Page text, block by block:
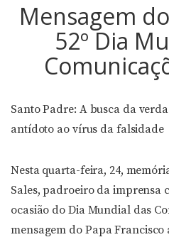
Mensagem
52º Dia
Santo Padre: A busca da
antídoto ao vírus da falsidade
Nesta quarta-feira, 24,
Sales, padroeiro da imprensa
ocasião do Dia Mundial das
mensagem do Papa